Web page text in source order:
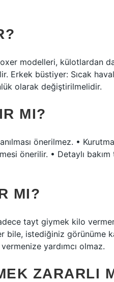
modelleri, külotlardan
Erkek büstiyer: Sıcak
olarak değiştirilmelidir.
MI?
önerilmez. •
önerilir. • Detaylı bakım
MI?
tayt giymek kilo
bile, istediğiniz görünüme
yardımcı olmaz.
ZARARLI